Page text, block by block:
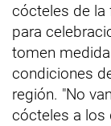
cócteles de la
para
tomen
condiciones
región. "No
cócteles a los